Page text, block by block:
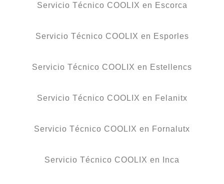
Servicio Técnico COOLIX en Escorca
Servicio Técnico COOLIX en Esporles
Servicio Técnico COOLIX en Estellencs
Servicio Técnico COOLIX en Felanitx
Servicio Técnico COOLIX en Fornalutx
Servicio Técnico COOLIX en Inca